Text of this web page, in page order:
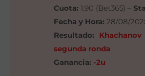
Cuota: 1.90 (Bet365) –
Fecha y Hora: 28/08/
Resultado:
segunda ronda
Ganancia: -2u